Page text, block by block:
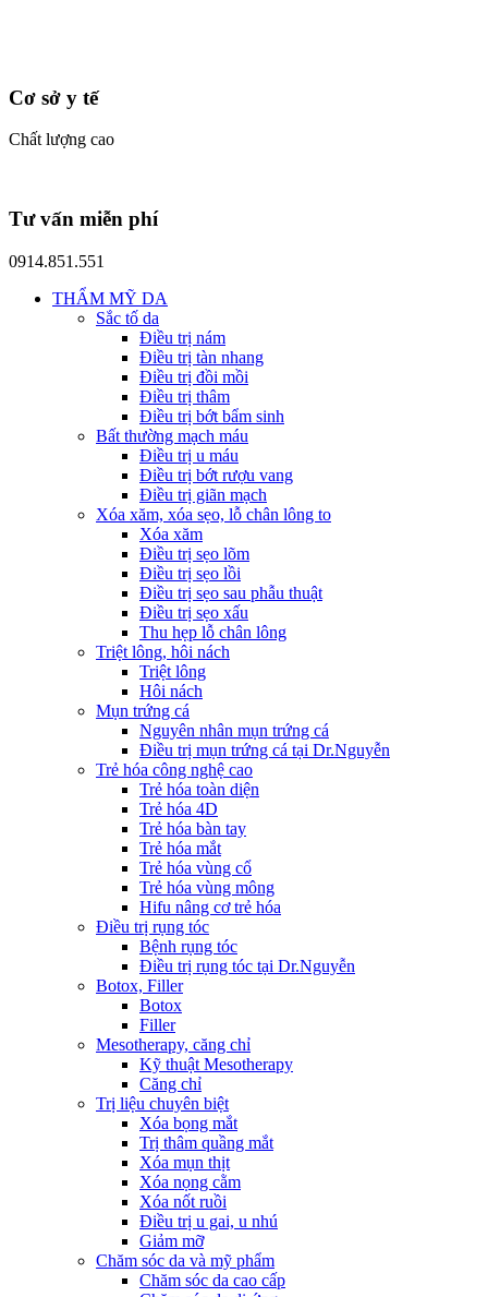
Cơ sở y tế
Chất lượng cao
Tư vấn miễn phí
0914.851.551
THẨM MỸ DA
Sắc tố da
Điều trị nám
Điều trị tàn nhang
Điều trị đồi mồi
Điều trị thâm
Điều trị bớt bẩm sinh
Bất thường mạch máu
Điều trị u máu
Điều trị bớt rượu vang
Điều trị giãn mạch
Xóa xăm, xóa sẹo, lỗ chân lông to
Xóa xăm
Điều trị sẹo lõm
Điều trị sẹo lồi
Điều trị sẹo sau phẫu thuật
Điều trị sẹo xấu
Thu hẹp lỗ chân lông
Triệt lông, hôi nách
Triệt lông
Hôi nách
Mụn trứng cá
Nguyên nhân mụn trứng cá
Điều trị mụn trứng cá tại Dr.Nguyễn
Trẻ hóa công nghệ cao
Trẻ hóa toàn diện
Trẻ hóa 4D
Trẻ hóa bàn tay
Trẻ hóa mắt
Trẻ hóa vùng cổ
Trẻ hóa vùng mông
Hifu nâng cơ trẻ hóa
Điều trị rụng tóc
Bệnh rụng tóc
Điều trị rụng tóc tại Dr.Nguyễn
Botox, Filler
Botox
Filler
Mesotherapy, căng chỉ
Kỹ thuật Mesotherapy
Căng chỉ
Trị liệu chuyên biệt
Xóa bọng mắt
Trị thâm quầng mắt
Xóa mụn thịt
Xóa nọng cằm
Xóa nốt ruồi
Điều trị u gai, u nhú
Giảm mỡ
Chăm sóc da và mỹ phẩm
Chăm sóc da cao cấp